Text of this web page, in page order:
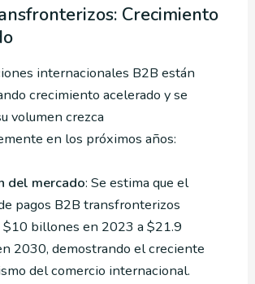
Crecimiento
internacionales B2B están
crecimiento acelerado y se
volumen crezca
en los próximos años:
del mercado: Se estima que el
pagos B2B transfronterizos
$10 billones en 2023 a $21.9
2030, demostrando el creciente
del comercio internacional.